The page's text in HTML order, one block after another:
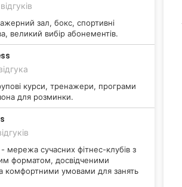
зал, бокс, спортивні
великий вибір абонементів.
курси, тренажери, програми
для розминки.
мережа сучасних фітнес-клубів з
форматом, досвідченими
комфортними умовами для занять